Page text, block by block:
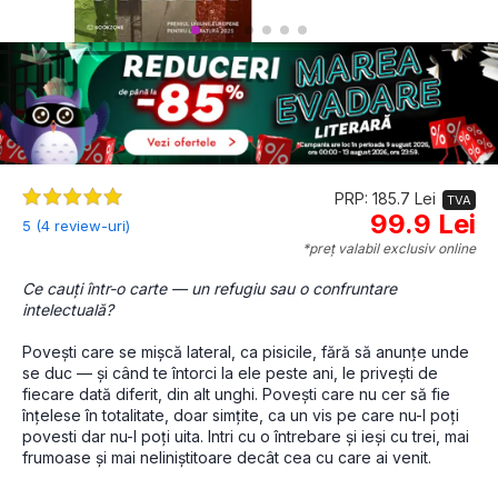
5 (4 review-uri)
PRP: 185.7 Lei TVA
99.9 Lei
*preț valabil exclusiv online
Ce cauți într-o carte — un refugiu sau o confruntare
intelectuală?
Povești care se mișcă lateral, ca pisicile, fără să anunțe unde
se duc — și când te întorci la ele peste ani, le privești de
fiecare dată diferit, din alt unghi. Povești care nu cer să fie
înțelese în totalitate, doar simțite, ca un vis pe care nu-l poți
povesti dar nu-l poți uita. Intri cu o întrebare și ieși cu trei, mai
frumoase și mai neliniștitoare decât cea cu care ai venit.